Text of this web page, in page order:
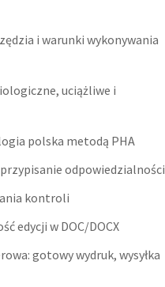
i warunki wykonywania
uciążliwe i
polska metodą PHA
odpowiedzialności
kontroli
edycji w DOC/DOCX
gotowy wydruk, wysyłka